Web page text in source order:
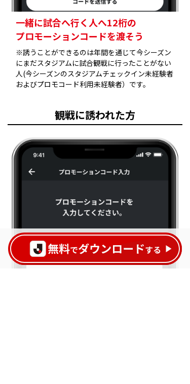
一緒に試合へ行く人へ12桁の
プロモーションコードを渡そう
※誘うことができるのは年間を通じて今シーズン
にまだスタジアムに試合観戦に行ったことがない
人(今シーズンのスタジアムチェックイン未経験者
およびプロモコード利用未経験者）です。
観戦に誘われた方